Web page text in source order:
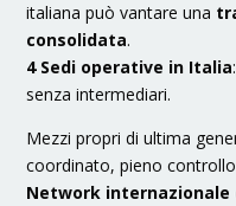
italiana può vantare una
consolidata.
4 Sedi operative in Italia
senza intermediari.
Mezzi propri di ultima
coordinato, pieno
Network